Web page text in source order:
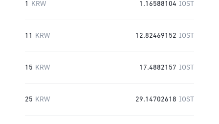
1 KRW 1.16588104 IOST
11 KRW 12.82469152 IOST
15 KRW 17.4882157 IOST
25 KRW 29.14702618 IOST